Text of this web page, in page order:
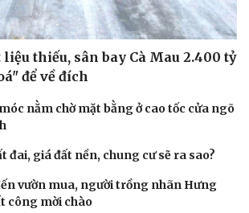
thiếu, sân bay Cà Mau 2.400 tỷ
để về đích
nằm chờ mặt bằng ở cao tốc cửa ngõ
đai, giá đất nền, chung cư sẽ ra sao?
vườn mua, người trồng nhãn Hưng
công mời chào